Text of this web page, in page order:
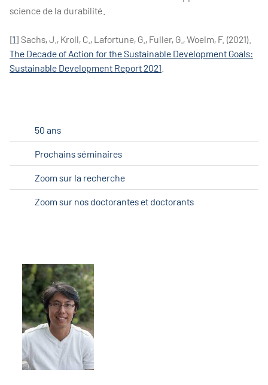
science de la durabilité.
[1] Sachs, J., Kroll, C., Lafortune, G., Fuller, G., Woelm, F. (2021).
The Decade of Action for the Sustainable Development Goals:
Sustainable Development Report 2021
50 ans
Prochains séminaires
Zoom sur la recherche
Zoom sur nos doctorantes et doctorants